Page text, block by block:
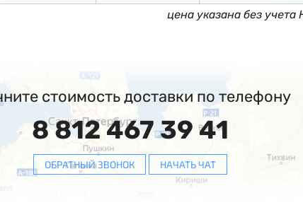
цена указана без
стоимость доставки по телефону
8 812 467 39 41
ОБРАТНЫЙ ЗВОНОК НАЧАТЬ ЧАТ